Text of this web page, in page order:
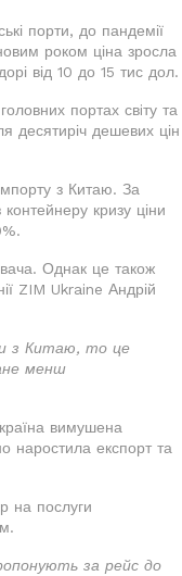
порти, до пандемії
роком ціна зросла
від 10 до 15 тис дол.
портах свiту та
десятиріч дешевих цін
з Китаю. За
кризу ціни
Однак це також
ZIM Ukraine Андрій
з Китаю, то це
менш
вимушена
наростила експорт та
на послуги
за рейс до